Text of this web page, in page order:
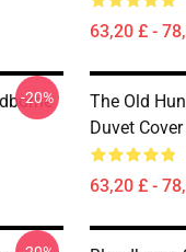
63,20 £ -
-20%
The Old
Duvet Cover
63,20 £ -